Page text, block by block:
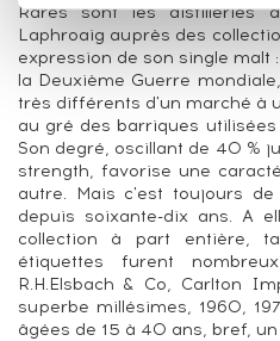
Rares sont les distilleries
Laphroaig auprès des
expression de son single malt
la Deuxième Guerre
très différents d'un marché à
au gré des barriques
Son degré, oscillant de 40 %
strength, favorise une
autre. Mais c'est toujours
depuis soixante-dix ans. A
collection à part entière,
étiquettes furent
R.H.Elsbach & Co, Carlton
superbe millésimes, 1960,
âgées de 15 à 40 ans, bref,